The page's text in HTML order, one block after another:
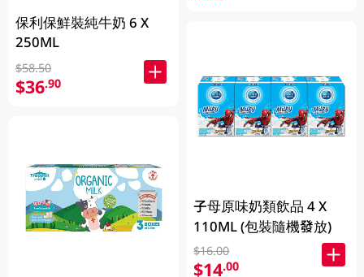
保利保鮮裝純牛奶 6 X
250ML
$58.50
$36.90
子母原味奶類飲品 4 X
110ML (包裝隨機發放)
$16.00
$14.00